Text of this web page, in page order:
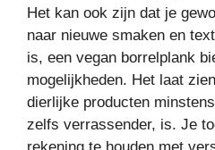
Het kan ook zijn dat je
naar nieuwe smaken en
is, een vegan borrelplank
mogelijkheden. Het laat
dierlijke producten
zelfs verrassender, is. Je